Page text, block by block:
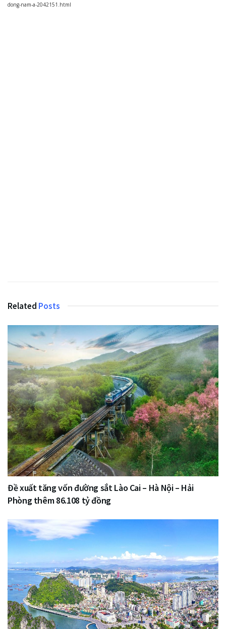
dong-nam-a-2042151.html
Related Posts
Đề xuất tăng vốn đường sắt Lào Cai – Hà Nội – Hải
Phòng thêm 86.108 tỷ đồng